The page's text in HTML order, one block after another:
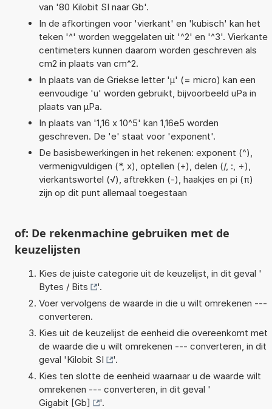
van '80 Kilobit SI naar Gb'.
In de afkortingen voor 'vierkant' en 'kubisch' kan het
teken '^' worden weggelaten uit '^2' en '^3'. Vierkante
centimeters kunnen daarom worden geschreven als
cm2 in plaats van cm^2.
In plaats van de Griekse letter 'µ' (= micro) kan een
eenvoudige 'u' worden gebruikt, bijvoorbeeld uPa in
plaats van µPa.
In plaats van '1,16 x 10^5' kan 1,16e5 worden
geschreven. De 'e' staat voor 'exponent'.
De basisbewerkingen in het rekenen: exponent (^),
vermenigvuldigen (*, x), optellen (+), delen (/, :, ÷),
vierkantswortel (√), aftrekken (-), haakjes en pi (π)
zijn op dit punt allemaal toegestaan
of: De rekenmachine gebruiken met de
keuzelijsten
Kies de juiste categorie uit de keuzelijst, in dit geval '
Bytes / Bits
'.
Voer vervolgens de waarde in die u wilt omrekenen ---
converteren.
Kies uit de keuzelijst de eenheid die overeenkomt met
de waarde die u wilt omrekenen --- converteren, in dit
geval 'Kilobit SI
'.
Kies ten slotte de eenheid waarnaar u de waarde wilt
omrekenen --- converteren, in dit geval '
Gigabit [Gb]
'.